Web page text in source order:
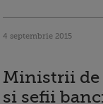
4 septembrie 2015
Ministrii
si sefii